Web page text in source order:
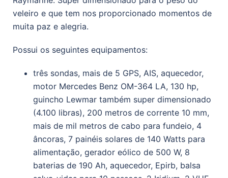
veleiro e que tem nos proporcionado momentos de
muita paz e alegria.
Possui os seguintes equipamentos:
três sondas, mais de 5 GPS, AIS, aquecedor,
motor Mercedes Benz OM-364 LA, 130 hp,
guincho Lewmar também super dimensionado
(4.100 libras), 200 metros de corrente 10 mm,
mais de mil metros de cabo para fundeio, 4
âncoras, 7 painéis solares de 140 Watts para
alimentação, gerador eólico de 500 W, 8
baterias de 190 Ah, aquecedor, Epirb, balsa